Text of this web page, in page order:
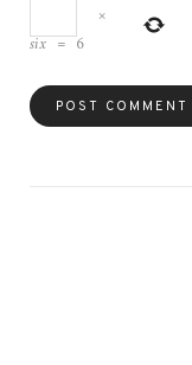
×
six=6